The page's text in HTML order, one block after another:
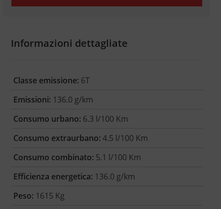
Informazioni dettagliate
Classe emissione: 6T
Emissioni: 136.0 g/km
Consumo urbano: 6.3 l/100 Km
Consumo extraurbano: 4.5 l/100 Km
Consumo combinato: 5.1 l/100 Km
Efficienza energetica: 136.0 g/km
Peso: 1615 Kg